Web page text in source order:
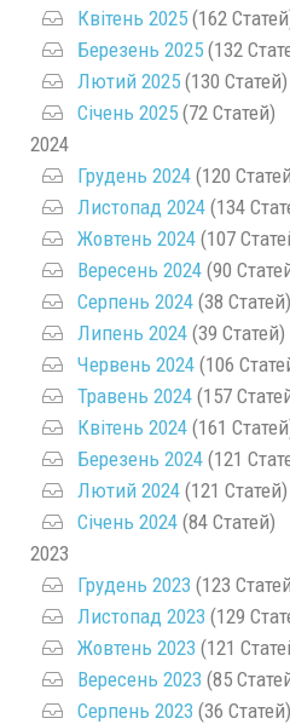
Квітень 2025 (162
Березень 2025 (132
Лютий 2025 (130 Статей)
Січень 2025 (72 Статей)
2024
Грудень 2024 (120
Листопад 2024 (134
Жовтень 2024 (107
Вересень 2024 (90
Серпень 2024 (38 Статей)
Липень 2024 (39 Статей)
Червень 2024 (106
Травень 2024 (157
Квітень 2024 (161
Березень 2024 (121
Лютий 2024 (121 Статей)
Січень 2024 (84 Статей)
2023
Грудень 2023 (123
Листопад 2023 (129
Жовтень 2023 (121
Вересень 2023 (85
Серпень 2023 (36 Статей)